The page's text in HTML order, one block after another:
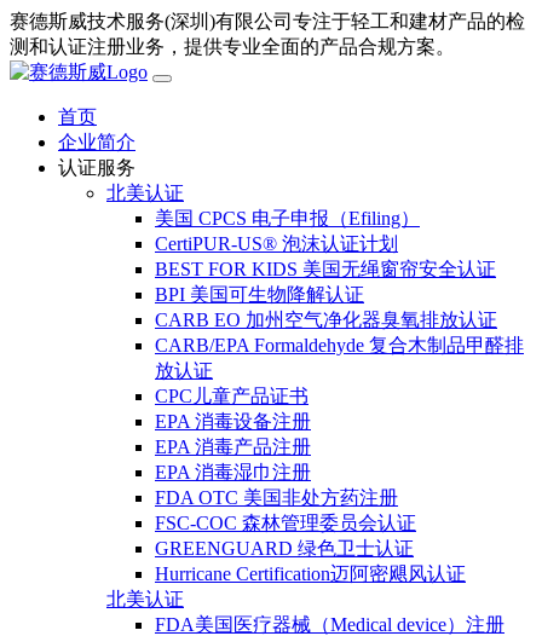
赛德斯威技术服务(深圳)有限公司专注于轻工和建材产品的检
测和认证注册业务，提供专业全面的产品合规方案。
首页
企业简介
认证服务
北美认证
美国 CPCS 电子申报（Efiling）
CertiPUR-US® 泡沫认证计划
BEST FOR KIDS 美国无绳窗帘安全认证
BPI 美国可生物降解认证
CARB EO 加州空气净化器臭氧排放认证
CARB/EPA Formaldehyde 复合木制品甲醛排
放认证
CPC儿童产品证书
EPA 消毒设备注册
EPA 消毒产品注册
EPA 消毒湿巾注册
FDA OTC 美国非处方药注册
FSC-COC 森林管理委员会认证
GREENGUARD 绿色卫士认证
Hurricane Certification迈阿密飓风认证
北美认证
FDA美国医疗器械（Medical device）注册